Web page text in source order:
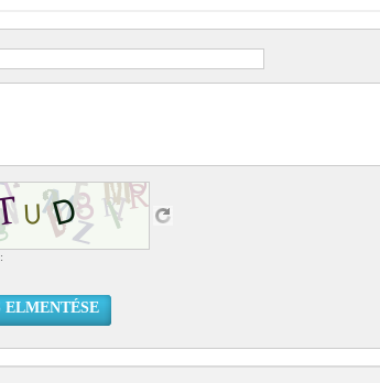
:
ELMENTÉSE